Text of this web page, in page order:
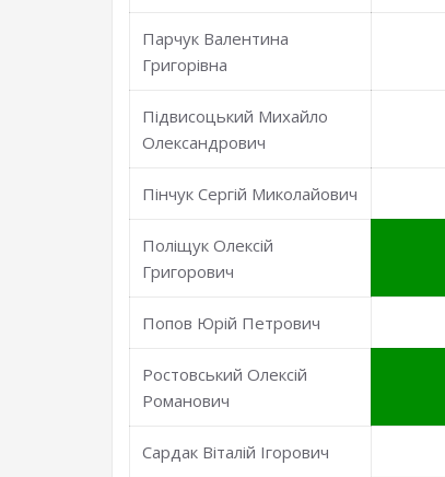
Парчук Валентина
Григорівна
Підвисоцький Михайло
Олександрович
Пінчук Сергій Миколайович
Поліщук Олексій
Григорович
Попов Юрій Петрович
Ростовський Олексій
Романович
Сардак Віталій Ігорович